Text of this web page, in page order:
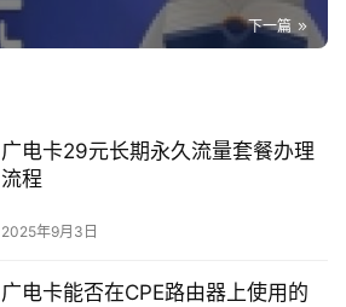
下一篇
广电卡29元长期永久流量套餐办理
流程
2025年9月3日
广电卡能否在CPE路由器上使用的